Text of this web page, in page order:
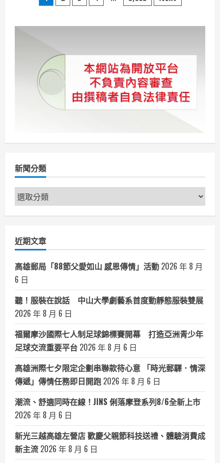
蟬
一
屋
AI
做
AI
事、
人
的
章
頁
新聞分類
新
聞
近期文章
高雄郵局「88節父愛如山 感恩傳情」活動 2026 年 8 月
6 日
聽！服裝在說話 中山大學劇藝系首度動靜態服裝雙展
2026 年 8 月 6 日
福爾摩沙國際七人制足球錦標賽開幕 打造亞洲青少年
足球交流重要平台 2026 年 8 月 6 日
高雄洲際七夕限定企劃串聯款待心意 「時光郵驛．情深
傳遞」傳情任務即日開跑 2026 年 8 月 6 日
潮流、舒適同時在線！JINS 俐落摩登系列8/6全新上市
2026 年 8 月 6 日
新光三越高雄左營店 歡慶父親節科技送禮、體驗消費成
新主流 2026 年 8 月 6 日